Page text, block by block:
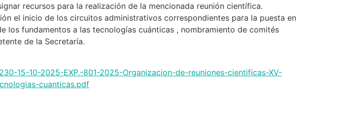
recursos para la realización de la mencionada reunión científica.
el inicio de los circuitos administrativos correspondientes para la puesta en
los fundamentos a las tecnologías cuánticas , nombramiento de comités
de la Secretaría.
15-10-2025-EXP.-801-2025-Organizacion-de-reuniones-cientificas-XV-
cuanticas.pdf